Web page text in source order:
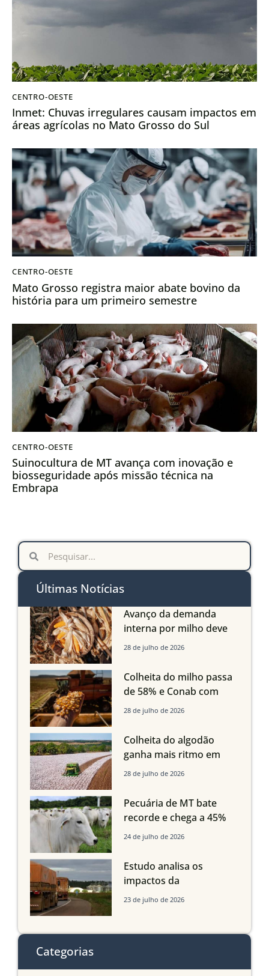
CENTRO-OESTE
Inmet: Chuvas irregulares causam impactos em
áreas agrícolas no Mato Grosso do Sul
CENTRO-OESTE
Mato Grosso registra maior abate bovino da
história para um primeiro semestre
CENTRO-OESTE
Suinocultura de MT avança com inovação e
biosseguridade após missão técnica na
Embrapa
Últimas Notícias
Avanço da demanda
interna por milho deve
compensar aumento da
em Mato Grosso, aponta
Imea
28 de julho de 2026
Colheita do milho passa
de 58% e Conab com
boas produtividades em
quedas em Tocantins,
Maranhão e Piauí
28 de julho de 2026
Colheita do algodão
ganha mais ritmo em
Mato Grosso, Mato
Maranhão
28 de julho de 2026
Pecuária de MT bate
recorde e chega a 45%
dos bovinos abatidos
24 de julho de 2026
Estudo analisa os
impactos da
infraestrutura logística
do Sul
23 de julho de 2026
Categorias